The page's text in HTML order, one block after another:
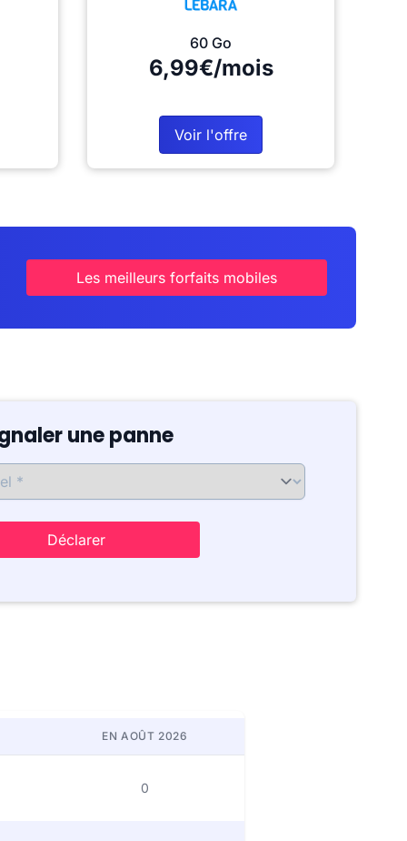
60 Go
6,99€/mois
Voir l'offre
Les meilleurs forfaits mobiles
une panne
Déclarer
EN AOÛT 2026
0